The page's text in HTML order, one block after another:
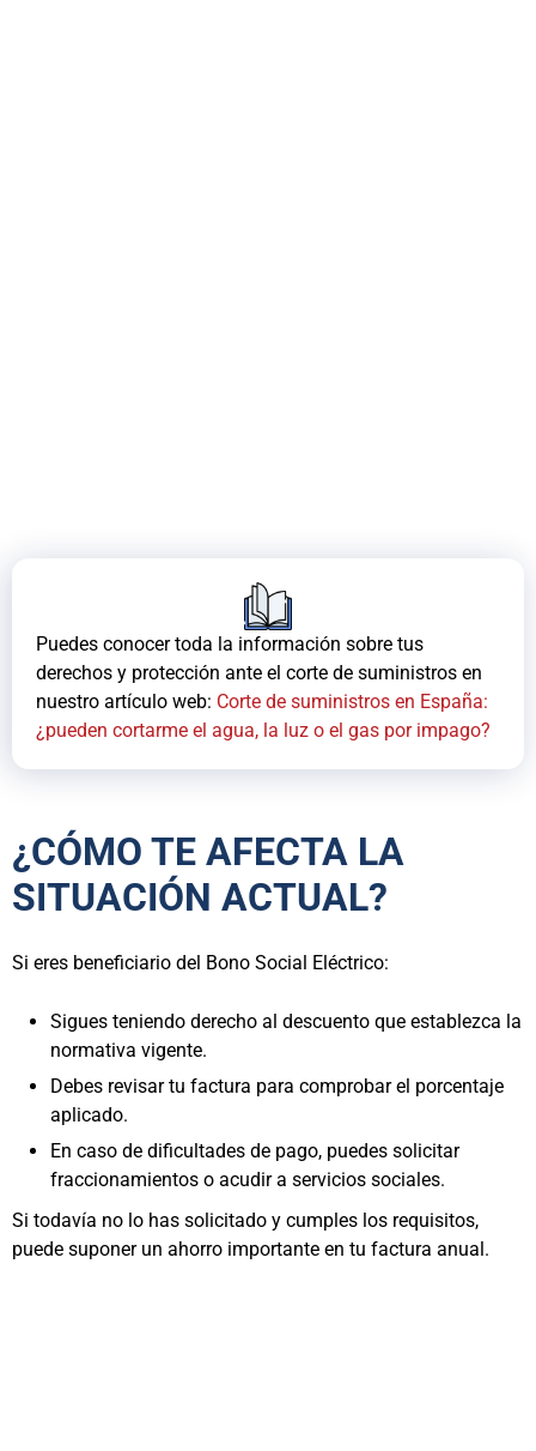
Puedes conocer toda la información sobre tus
derechos y protección ante el corte de suministros en
nuestro artículo web: Corte de suministros en España:
¿pueden cortarme el agua, la luz o el gas por impago?
¿CÓMO TE AFECTA LA
SITUACIÓN ACTUAL?
Si eres beneficiario del Bono Social Eléctrico:
Sigues teniendo derecho al descuento que establezca la
normativa vigente.
Debes revisar tu factura para comprobar el porcentaje
aplicado.
En caso de dificultades de pago, puedes solicitar
fraccionamientos o acudir a servicios sociales.
Si todavía no lo has solicitado y cumples los requisitos,
puede suponer un ahorro importante en tu factura anual.